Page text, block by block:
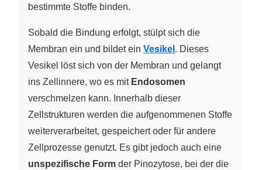
bestimmte Stoffe binden.
Sobald die Bindung erfolgt, stülpt sich die
Membran ein und bildet ein Vesikel . Dieses
Vesikel löst sich von der Membran und gelangt
ins Zellinnere, wo es mit Endosomen
verschmelzen kann. Innerhalb dieser
Zellstrukturen werden die aufgenommenen Stoffe
weiterverarbeitet, gespeichert oder für andere
Zellprozesse genutzt. Es gibt jedoch auch eine
unspezifische Form der Pinozytose, bei der die